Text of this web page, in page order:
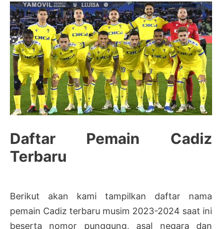
Daftar Pemain Cadiz
Terbaru
Berikut akan kami tampilkan daftar nama
pemain Cadiz terbaru musim 2023-2024 saat ini
beserta nomor punggung, asal negara dan